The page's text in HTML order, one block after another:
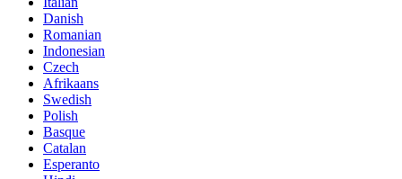
Danish
Romanian
Indonesian
Czech
Afrikaans
Swedish
Polish
Basque
Catalan
Esperanto